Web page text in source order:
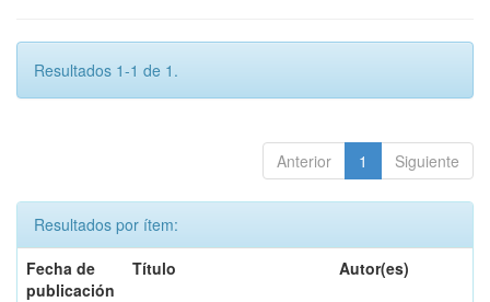
Resultados 1-1 de 1.
Anterior 1 Siguiente
Resultados por ítem:
Fecha de
publicación
Título Autor(es)